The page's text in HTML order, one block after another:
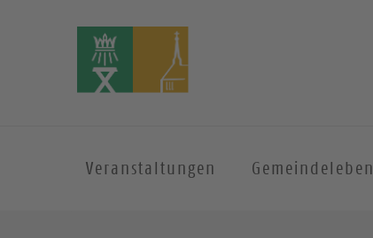
Veranstaltungen Gemeindeleben